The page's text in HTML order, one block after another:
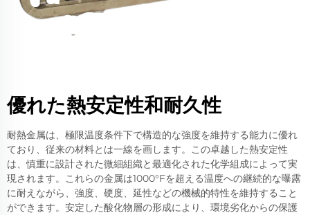
優れた熱安定性和耐久性
耐熱金属は、極限温度条件下で構造的な強度を維持する能力に優れ
ており、従来の材料とは一線を画します。この卓越した熱安定性
は、慎重に設計された微細組織と最適化された化学組成によって実
現されます。これらの金属は1000°Fを超える温度への継続的な曝露
に耐えながら、強度、硬度、延性などの機械的特性を維持すること
ができます。安定した酸化物層の形成により、環境劣化からの保護